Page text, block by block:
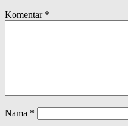
Komentar *
Nama *